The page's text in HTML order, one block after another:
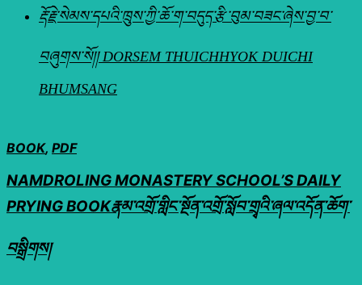
རྡོ་རྗེ་སེམས་དཔའི་ཁྲུས་ཀྱི་ཆོ་ག་བདུད་རྩི་བུམ་བཟང་ཞེས་བྱ་བ་
བཞུགས་སོ།། DORSEM THUICHHYOK DUICHI
BHUMSANG
BOOK, PDF
NAMDROLING MONASTERY SCHOOL’S DAILY
PRYING BOOKརྣམ་འགྲོ་གླིང་སྔོན་འགྲོ་སློབ་གྲྭའི་ཞལ་འདོན་ཆོག་
བསྒྲིགས།